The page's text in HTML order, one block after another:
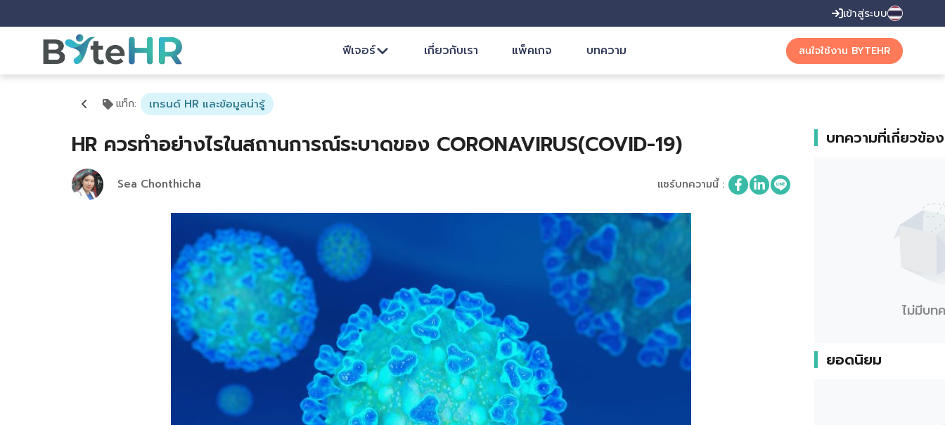
เข้าสู่ระบบ
English
Thai
ฟีเจอร์ เกี่ยวกับเรา แพ็คเกจ บทความ สนใจใช้งาน BYTEHR
แท็ก: เทรนด์ HR และข้อมูลน่ารู้
HR ควรทำอย่างไรในสถานการณ์ระบาดของ CORONAVIRUS(COVID-19)
Sea Chonthicha แชร์บทความนี้:
บทความที่เกี่ยวข้อง
ไม่มีบท
ยอดนิยม